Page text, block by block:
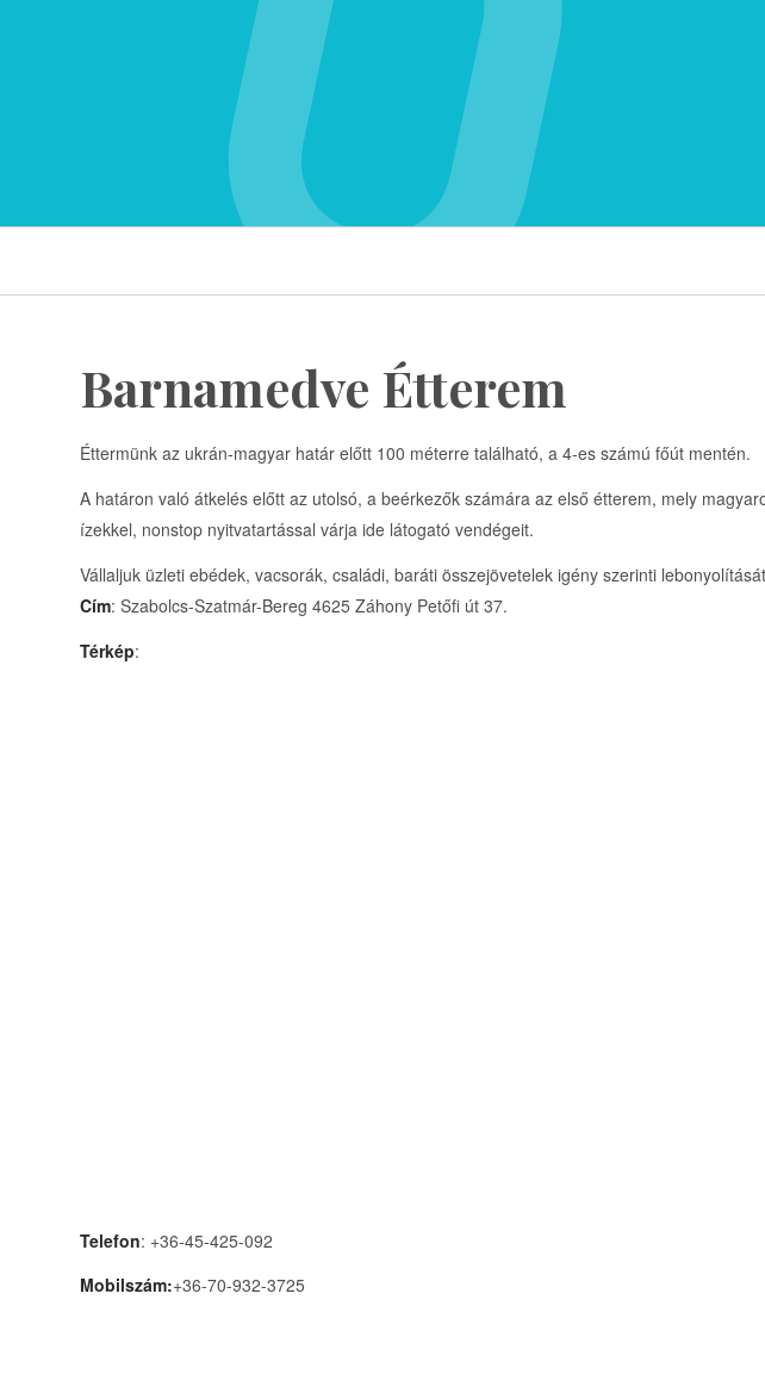
Barnamedve Étterem
Éttermünk az ukrán-magyar határ előtt 100 méterre található, a 4-es számú főút mentén.
A határon való átkelés előtt az utolsó, a beérkezők számára az első étterem, mely
ízekkel, nonstop nyitvatartással várja ide látogató vendégeit.
Vállaljuk üzleti ebédek, vacsorák, családi, baráti összejövetelek igény szerinti
Cím: Szabolcs-Szatmár-Bereg 4625 Záhony Petőfi út 37.
Térkép:
Telefon: +36-45-425-092
Mobilszám:+36-70-932-3725